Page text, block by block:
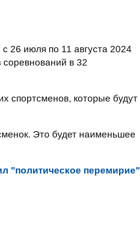
26 июля по 11 августа 2024
в 32
спортсменов, которые будут
Это будет наименьшее
"политическое перемирие"